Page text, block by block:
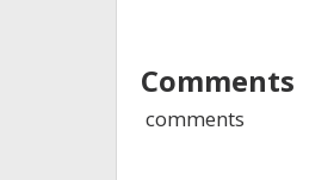
Comments
comments